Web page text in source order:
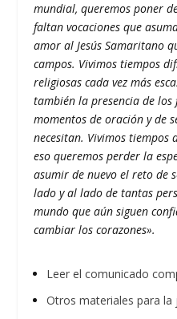
mundial, queremos poner
faltan vocaciones que
amor al Jesús Samaritano
campos. Vivimos tiempos
religiosas cada vez más
también la presencia de los
momentos de oración y de
necesitan. Vivimos tiempos
eso queremos perder la
asumir de nuevo el reto de
lado y al lado de tantas
mundo que aún siguen
cambiar los corazones».
Leer el comunicado
Otros materiales para la